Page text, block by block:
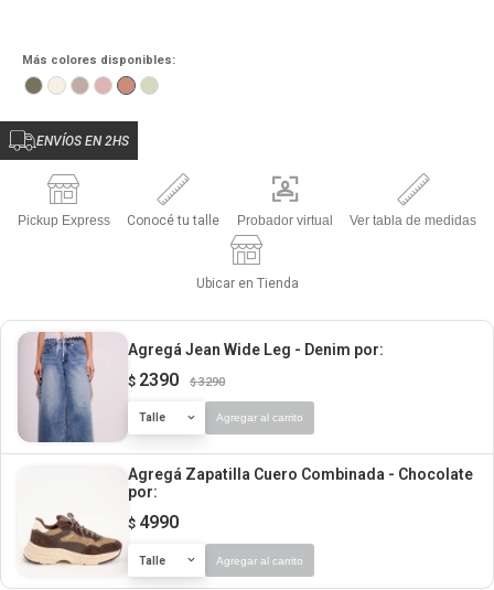
Más colores disponibles:
ENVÍOS EN 2HS
Pickup Express Conocé tu talle Probador virtual Ver tabla de medidas
Ubicar en Tienda
Agregá Jean Wide Leg - Denim por:
$ 2390 $ 3290
Talle Agregar al carrito
Agregá Zapatilla Cuero Combinada - Chocolate
por:
$ 4990
Talle Agregar al carrito